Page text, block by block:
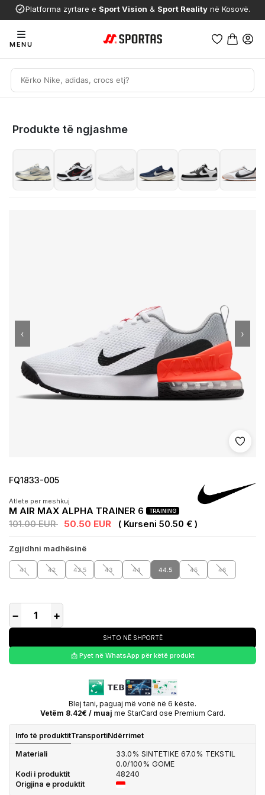
Platforma zyrtare e Sport Vision & Sport Reality në Kosovë.
MENU
Produkte të ngjashme
Shto
‹ ›
FQ1833-005
Atlete per meshkuj
M AIR MAX ALPHA TRAINER 6 TRAINING
101.00 EUR 50.50 EUR ( Kurseni 50.50 € )
Zgjidhni madhësinë
41 42 42.5 43 44 44.5 45 46
− +
SHTO NË SHPORTË
📩 Pyet në WhatsApp për këtë produkt
Blej tani, paguaj më vonë në 6 këste.
Vetëm 8.42€ / muaj me StarCard ose Premium Card.
Info të produktitTransportiNdërrimet
Materiali
33.0% SINTETIKE 67.0% TEKSTIL
0.0/100% GOME
Kodi i produktit
48240
Origjina e produktit